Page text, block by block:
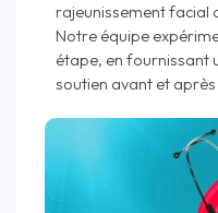
rajeunissement facial
Notre équipe
étape, en fournissant
soutien avant et